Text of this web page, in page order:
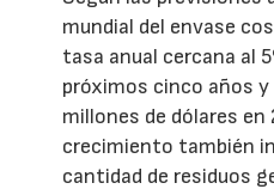
mundial del envase
tasa anual cercana al
próximos cinco años y
millones de dólares en
crecimiento también
cantidad de residuos